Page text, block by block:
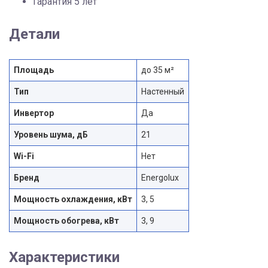
Детали
Площадь до 35 м²
Тип Настенный
Инвертор Да
Уровень шума, дБ 21
Wi-Fi Нет
Бренд Energolux
Мощность охлаждения, кВт 3, 5
Мощность обогрева, кВт 3, 9
Характеристики